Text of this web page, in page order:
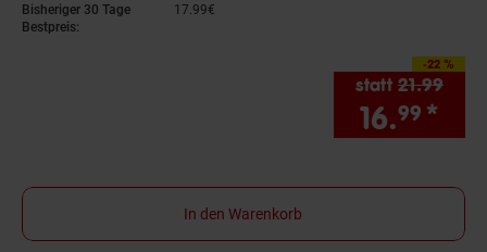
Bisheriger 30 Tage
Bestpreis:
17. 99€
-22 %
Sie Sparen 22
statt 21.99
16.99 *
In den Warenkorb